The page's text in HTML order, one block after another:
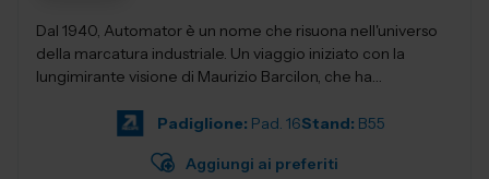
Dal 1940, Automator è un nome che risuona nell'universo
della marcatura industriale. Un viaggio iniziato con la
lungimirante visione di Maurizio Barcilon, che ha
Padiglione: Pad. 16Stand: B55
Aggiungi ai preferiti